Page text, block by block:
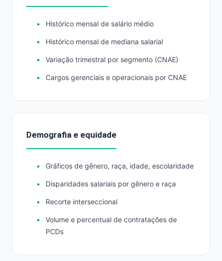
Histórico mensal de salário médio
Histórico mensal de mediana salarial
Variação trimestral por segmento (CNAE)
Cargos gerenciais e operacionais por CNAE
Demografia e equidade
Gráficos de gênero, raça, idade, escolaridade
Disparidades salariais por gênero e raça
Recorte interseccional
Volume e percentual de contratações de
PCDs